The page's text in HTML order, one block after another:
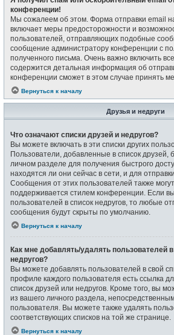
конференции!
Мы сожалеем об этом. Форма отправки email
включает меры предосторожности и
пользователей, отправляющих подобные
сообщение администратору конференции с
полученного письма. Очень важно включить
содержится детальная информация об
конференции сможет в этом случае принять
Вернуться к началу
Друзья и недруги
Что означают списки друзей и недругов?
Вы можете включать в эти списки других
Пользователи, добавленные в список друзей,
личном разделе для получения быстрого
находятся ли они сейчас в сети, и для
Сообщения от этих пользователей также
поддерживается стилем конференции. Если
пользователей в список недругов, то любые
сообщения будут скрыты по умолчанию.
Вернуться к началу
Как мне добавлять/удалять пользователей
недругов?
Вы можете добавлять пользователей в свой
профиле каждого пользователя есть ссылка
список друзей или недругов. Кроме того, вы
из вашего личного раздела,
пользователя. Вы можете также удалять
соответствующих списков на той же странице.
Вернуться к началу